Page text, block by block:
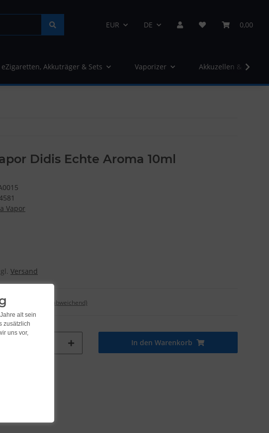
EUR DE 0,00
eZigaretten, Akkuträger & Sets Vaporizer Akkuzellen &
Didis Echte Aroma 10ml
Vapor
Versand
(DE - Ausland abweichend)
In den Warenkorb
alt sein
zusätzlich
uns vor,